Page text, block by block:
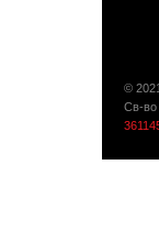
©
Св-во